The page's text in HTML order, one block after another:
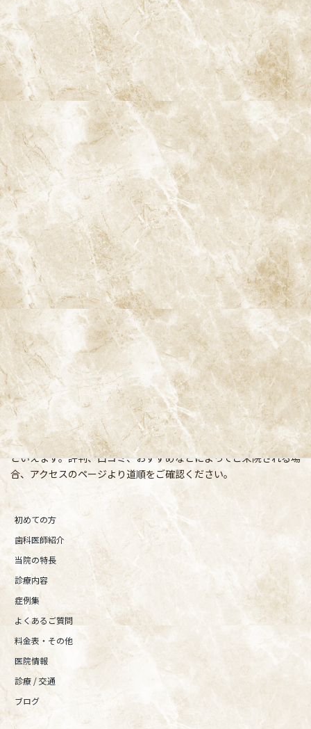
阿佐ヶ谷ことぶき歯科・矯正歯科
〒166-0004 東京都杉並区阿佐谷南3-37-14 第二北原ビル3階
阿佐ヶ谷の歯医者「阿佐ヶ谷ことぶき歯科・矯正歯科」 は、JR中
央線(快速)「阿佐ケ谷駅」徒歩0分 / JR中央/総武線「阿佐ケ谷駅」
徒歩0分 / 東京メトロ丸ノ内線「南阿佐ケ谷駅」徒歩8分の、駅す
ぐでとても通いやすい場所にある歯医者です。杉並区や中野区、新
宿、東京都内、隣接県や遠方からも患者様に来院頂きやすい環境
といえます。評判、口コミ、おすすめなどによってご来院される場
合、アクセスのページより道順をご確認ください。
初めての方
歯科医師紹介
当院の特長
診療内容
症例集
よくあるご質問
料金表・その他
医院情報
診療 / 交通
ブログ